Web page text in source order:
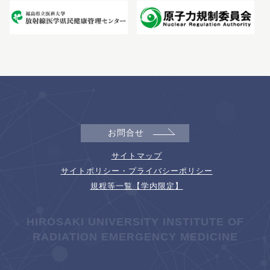
お問合せ
サイトマップ
サイトポリシー・プライバシーポリシー
規程等一覧【学内限定】
HIROSAKI UNIVERSITY INSTITUTE OF
RADIATION EMERGENCY MEDICINE